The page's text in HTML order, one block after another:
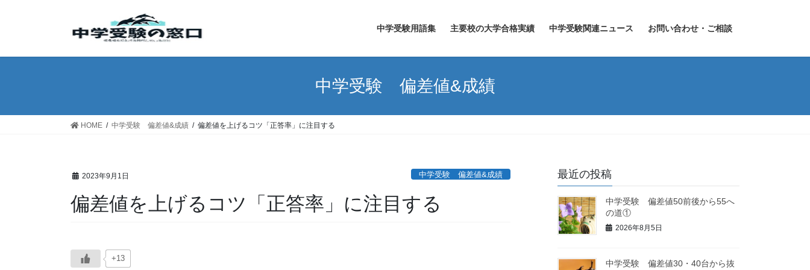
中学受験用語集 主要校の大学合格実績 中学受験関連ニュース お問い合わせ・ご相談
中学受験 偏差値&成績
HOME 中学受験 偏差値&成績 偏差値を上げるコツ「正答率」に注目する
2023年9月1日 中学受験 偏差値&成績
偏差値を上げるコツ「正答率」に注目する
+13
最近の投稿
中学受験 偏差値50前後から55へ
の道①
2026年8月5日
中学受験 偏差値30・40台から抜